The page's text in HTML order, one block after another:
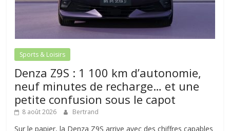
Sports & Loisirs
Denza Z9S : 1 100 km d’autonomie,
neuf minutes de recharge… et une
petite confusion sous le capot
8 août 2026 Bertrand
Sur le papier, la Denza Z9S arrive avec des chiffres capables